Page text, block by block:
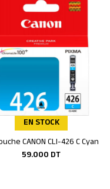
EN STOCK
Ajouter au panier
CANON CLI-426 C Cyan
59.000 DT